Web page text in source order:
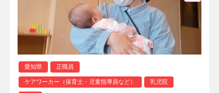
愛知県 正職員
ケアワーカー（保育士・児童指導員など） 乳児院